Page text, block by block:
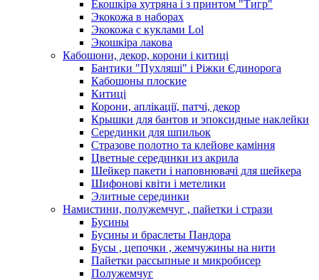
Екошкіра хутряна і з принтом "Тигр"
Экокожа в наборах
Экокожа с куклами Lol
Экошкiра лакова
Кабошони, декор, корони і китиці
Бантики "Пухляші" і Ріжки Єдинорога
Кабошоны плоские
Китиці
Корони, аплікації, патчі, декор
Крышки для бантов и эпоксидные наклейки
Серединки для шпильок
Стразове полотно та клейове каміння
Цветные серединки из акрила
Шейкер пакети і наповнювачі для шейкера
Шифонові квіти і метелики
Элитные серединки
Намистини, полужемчуг , пайетки і стрази
Бусины
Бусины и браслеты Пандора
Бусы , цепочки , жемчужины на нити
Пайетки рассыпные и микробисер
Полужемчуг